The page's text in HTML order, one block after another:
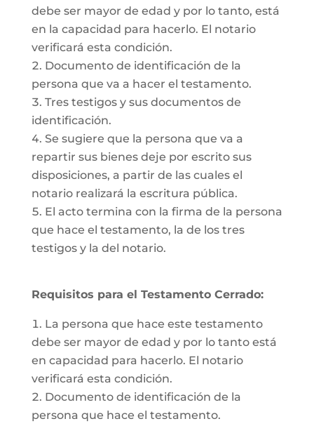
debe ser mayor de edad y por lo tanto, está
en la capacidad para hacerlo. El notario
verificará esta condición.
Documento de identificación de la
persona que va a hacer el testamento.
Tres testigos y sus documentos de
identificación.
Se sugiere que la persona que va a
repartir sus bienes deje por escrito sus
disposiciones, a partir de las cuales el
notario realizará la escritura pública.
El acto termina con la firma de la persona
que hace el testamento, la de los tres
testigos y la del notario.
Requisitos para el Testamento Cerrado:
La persona que hace este testamento
debe ser mayor de edad y por lo tanto está
en capacidad para hacerlo. El notario
verificará esta condición.
Documento de identificación de la
persona que hace el testamento.